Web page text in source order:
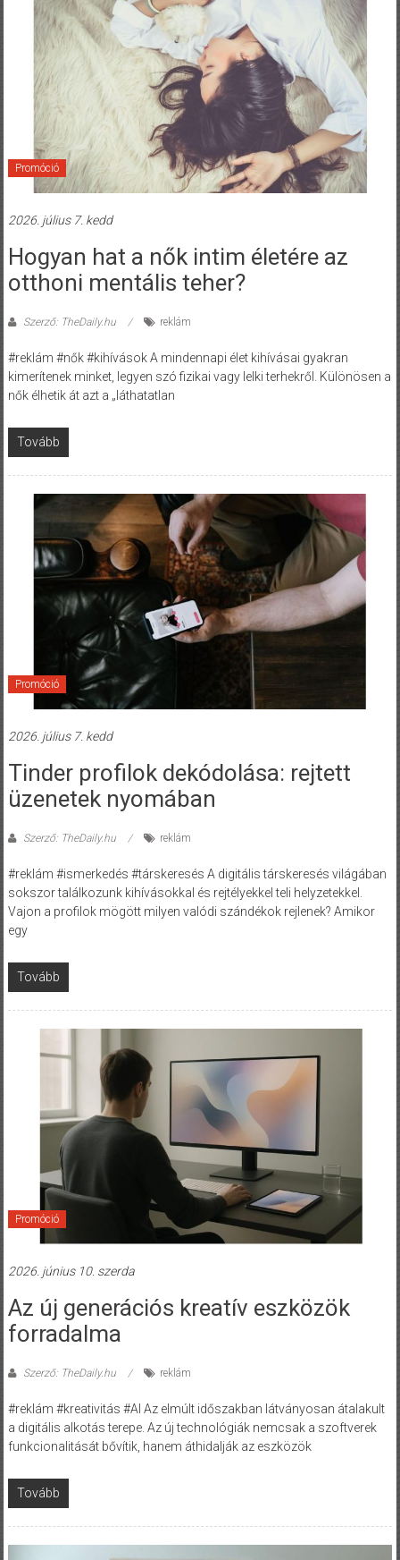
Promóció
2026. július 7. kedd
Hogyan hat a nők intim életére az
otthoni mentális teher?
Szerző: TheDaily.hu reklám
#reklám #nők #kihívások A mindennapi élet kihívásai gyakran
kimerítenek minket, legyen szó fizikai vagy lelki terhekről. Különösen a
nők élhetik át azt a „láthatatlan
Tovább
Promóció
2026. július 7. kedd
Tinder profilok dekódolása: rejtett
üzenetek nyomában
Szerző: TheDaily.hu reklám
#reklám #ismerkedés #társkeresés A digitális társkeresés világában
sokszor találkozunk kihívásokkal és rejtélyekkel teli helyzetekkel.
Vajon a profilok mögött milyen valódi szándékok rejlenek? Amikor
egy
Tovább
Promóció
2026. június 10. szerda
Az új generációs kreatív eszközök
forradalma
Szerző: TheDaily.hu reklám
#reklám #kreativitás #AI Az elmúlt időszakban látványosan átalakult
a digitális alkotás terepe. Az új technológiák nemcsak a szoftverek
funkcionalitását bővítik, hanem áthidalják az eszközök
Tovább